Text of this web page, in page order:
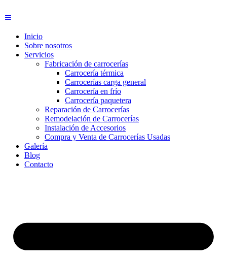
Inicio
Sobre nosotros
Servicios
Fabricación de carrocerías
Carrocería térmica
Carrocerías carga general
Carrocería en frío
Carrocería paquetera
Reparación de Carrocerías
Remodelación de Carrocerías
Instalación de Accesorios
Compra y Venta de Carrocerías Usadas
Galería
Blog
Contacto